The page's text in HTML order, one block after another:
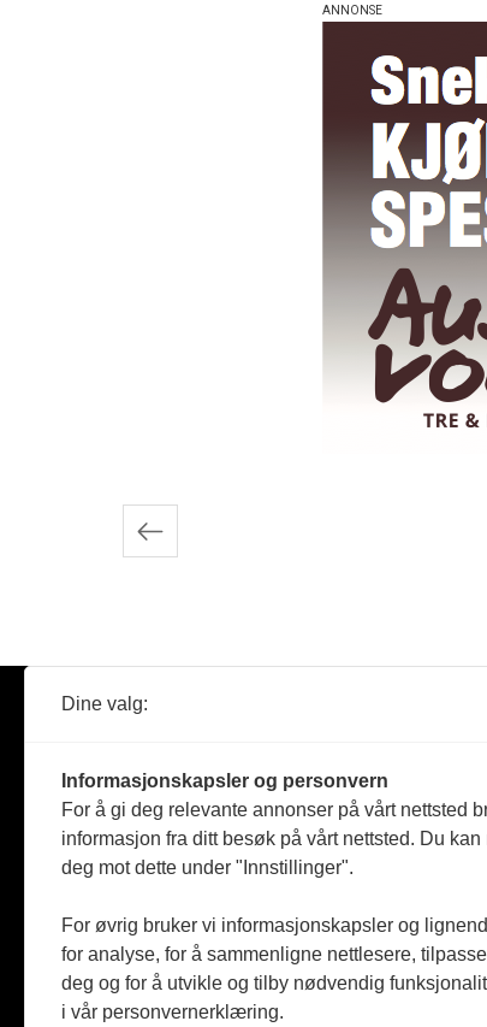
Innleggnavigasjon
Dine valg:
Informasjonskapsler og personvern
For å gi deg relevante annonser på vårt nettsted
informasjon fra ditt besøk på vårt nettsted. Du kan
deg mot dette under "Innstillinger".
For øvrig bruker vi informasjonskapsler og
for analyse, for å sammenligne nettlesere,
deg og for å utvikle og tilby nødvendig
i vår personvernerklæring.